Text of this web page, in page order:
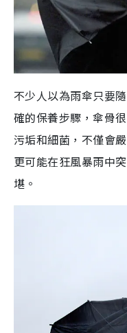
不少人以為雨傘只要
確的保養步驟，傘骨
污垢和細菌，不僅會
更可能在狂風暴雨中
堪。